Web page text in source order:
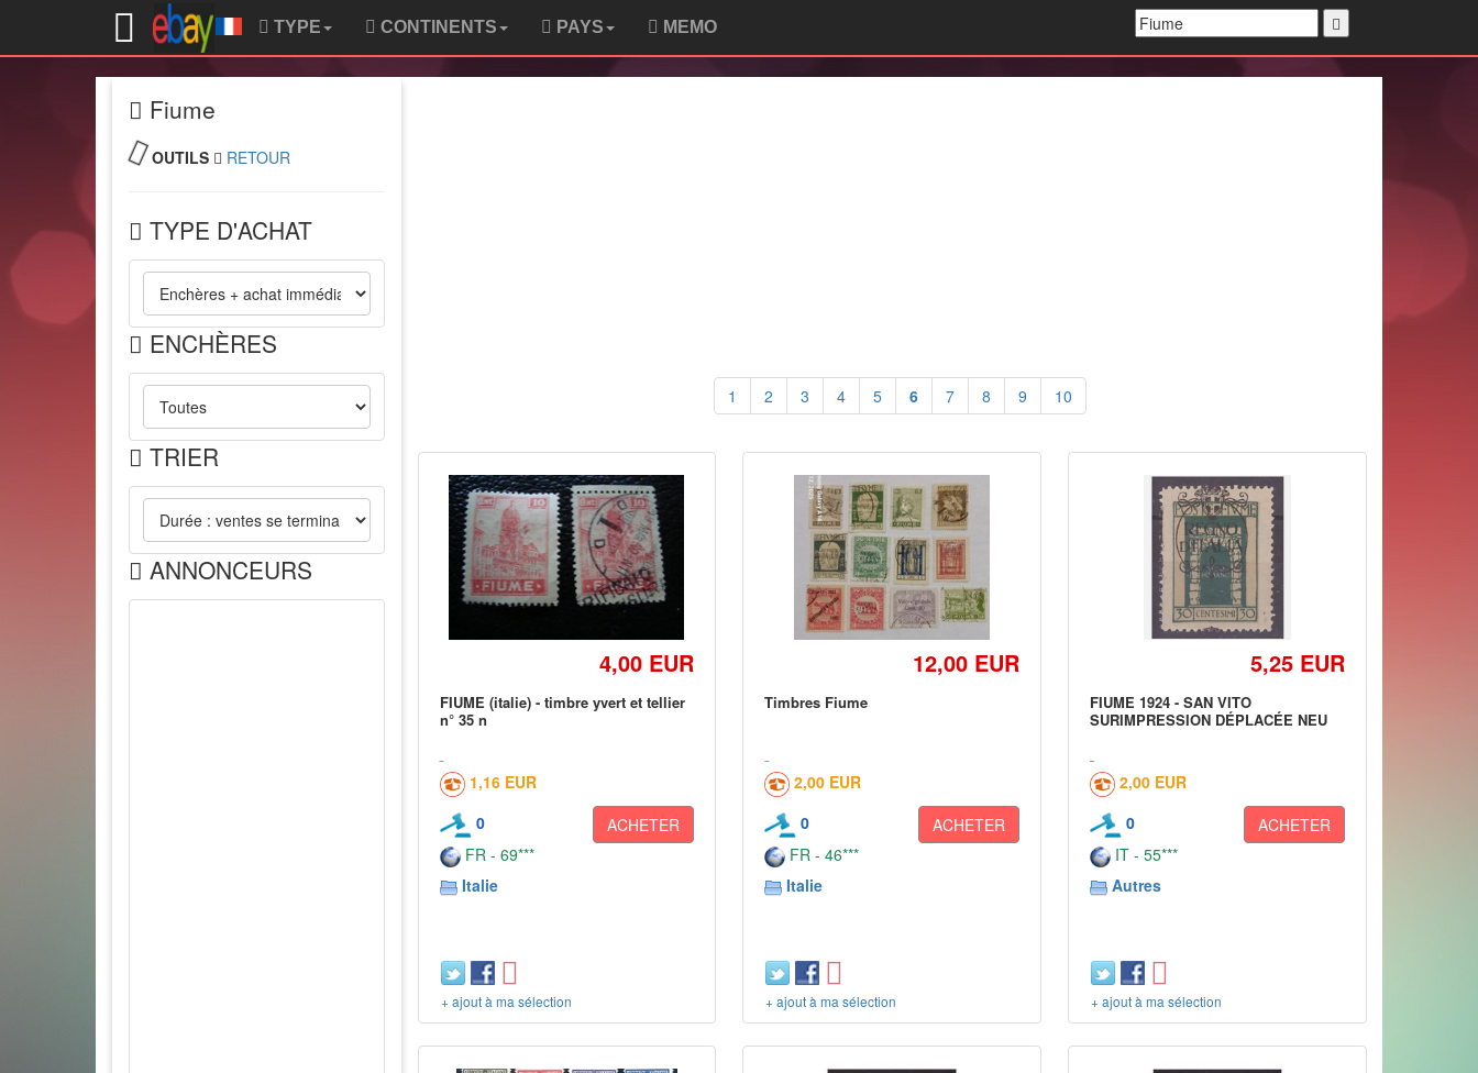
TYPE CONTINENTS PAYS MEMO
Fiume
OUTILS RETOUR
TYPE D'ACHAT
ENCHÈRES
TRIER
ANNONCEURS
1 2 3 4 5 6 7 8 9 10
4,00 EUR
FIUME (italie) - timbre yvert et tellier
n° 35 n
1,16 EUR
0
ACHETER
FR - 69***
Italie
+ ajout à ma sélection
12,00 EUR
Timbres Fiume
2,00 EUR
0
ACHETER
FR - 46***
Italie
+ ajout à ma sélection
5,25 EUR
FIUME 1924 - SAN VITO
SURIMPRESSION DÉPLACÉE NEU
2,00 EUR
0
ACHETER
IT - 55***
Autres
+ ajout à ma sélection